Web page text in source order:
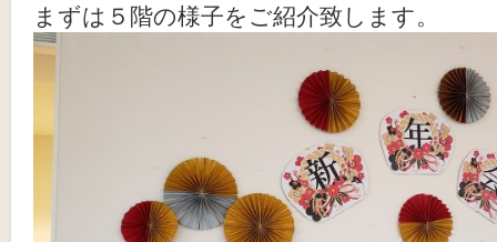
まずは５階の様子をご紹介致します。